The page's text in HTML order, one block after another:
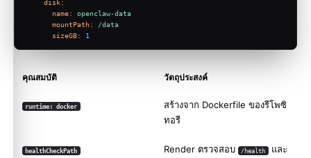
disk:
name:
openclaw-data
mountPath:
/data
sizeGB:
1
คุณสมบัติ วัตถุประสงค์
runtime: docker
สร้างจาก Dockerfile ของรีโพซิ
ทอรี
healthCheckPath Render ตรวจสอบ /health และ